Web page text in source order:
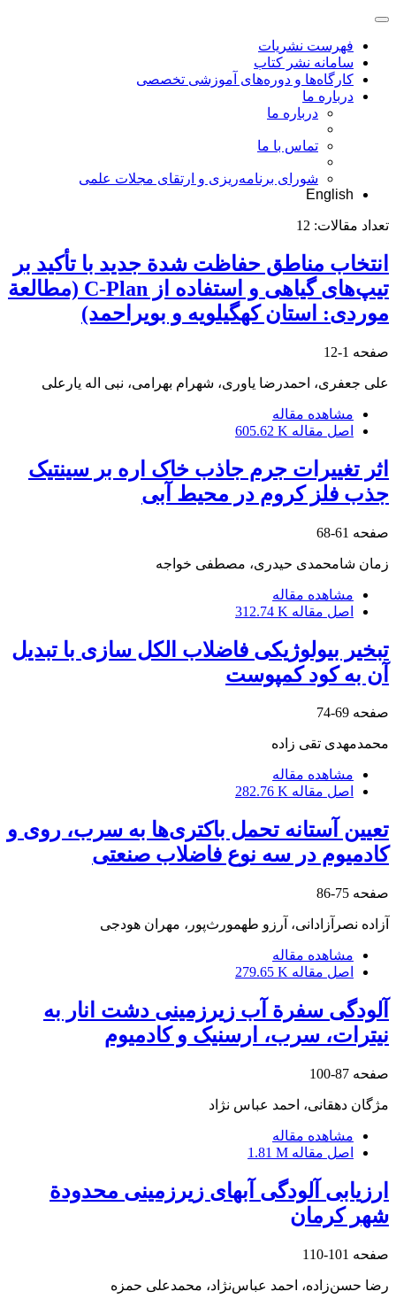
فهرست نشریات
سامانه نشر کتاب
کارگاه‌ها و دوره‌های آموزشی تخصصی
درباره ما
درباره ما
تماس با ما
شورای برنامه‌ریزی و ارتقای مجلات علمی
English
تعداد مقالات: 12
انتخاب مناطق حفاظت شدة جدید با تأکید بر
تیپ‌های گیاهی و استفاده از C-Plan (مطالعة
موردی: استان کهگیلویه و بویراحمد)
صفحه 1-12
علی جعفری، احمدرضا یاوری، شهرام بهرامی، نبی اله یارعلی
مشاهده مقاله
اصل مقاله 605.62 K
اثر تغییرات جرم جاذب خاک اره بر سینتیک
جذب فلز کروم در محیط آبی
صفحه 61-68
زمان شامحمدی حیدری، مصطفی خواجه
مشاهده مقاله
اصل مقاله 312.74 K
تبخیر بیولوژیکی فاضلاب الکل سازی با تبدیل
آن به کود کمپوست
صفحه 69-74
محمد‌مهدی تقی زاده
مشاهده مقاله
اصل مقاله 282.76 K
تعیین آستانه تحمل باکتری‌ها به سرب، روی و
کادمیوم در سه نوع فاضلاب صنعتی
صفحه 75-86
آزاده نصرآزادانی، آرزو طهمورث‌پور، مهران هودجی
مشاهده مقاله
اصل مقاله 279.65 K
آلودگی سفرة آب زیرزمینی دشت انار به
نیترات، سرب، ارسنیک و کادمیوم
صفحه 87-100
م‍ژگان دهقانی، احمد عباس نژاد
مشاهده مقاله
اصل مقاله 1.81 M
ارزیابی آلودگی آبهای زیرزمینی محدودة
شهر کرمان
صفحه 101-110
رضا حسن‌زاده، احمد عباس‌نژاد، محمد‌علی حمزه